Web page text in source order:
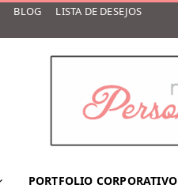
BLOG LISTA DE DESEJOS
PORTFOLIO CORPORATIVO